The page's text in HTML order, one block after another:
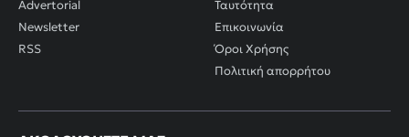
Advertorial
Newsletter
RSS
Ταυτότητα
Επικοινωνία
Όροι Χρήσης
Πολιτική απορρήτου